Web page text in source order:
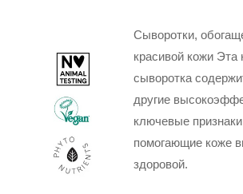
Сыворотки,
красивой кожи
сыворотка
другие
ключевые
помогающие коже
здоровой.